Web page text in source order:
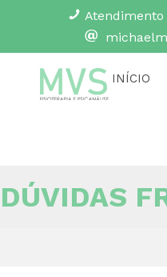
INÍCIO
DÚVIDAS